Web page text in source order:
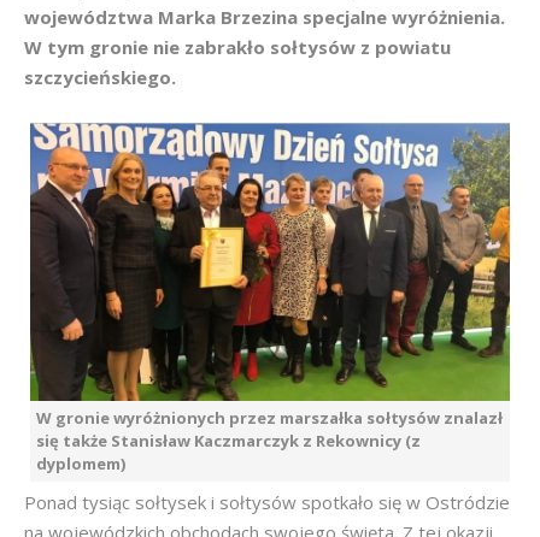
województwa Marka Brzezina specjalne wyróżnienia.
W tym gronie nie zabrakło sołtysów z powiatu
szczycieńskiego.
W gronie wyróżnionych przez marszałka sołtysów znalazł
się także Stanisław Kaczmarczyk z Rekownicy (z
dyplomem)
Ponad tysiąc sołtysek i sołtysów spotkało się w Ostródzie
na wojewódzkich obchodach swojego święta. Z tej okazji